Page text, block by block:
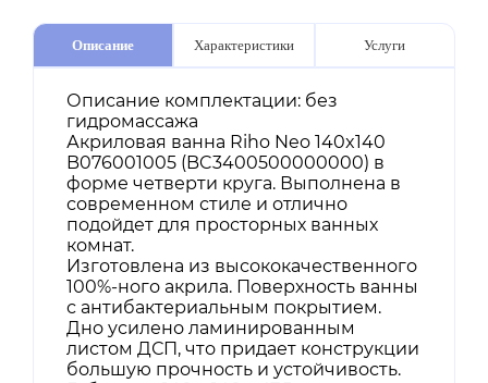
Описание Характеристики Услуги
Описание комплектации: без
гидромассажа
Акриловая ванна Riho Neo 140x140
B076001005 (BC3400500000000) в
форме четверти круга. Выполнена в
современном стиле и отлично
подойдет для просторных ванных
комнат.
Изготовлена из высококачественного
100%-ного акрила. Поверхность ванны
с антибактериальным покрытием.
Дно усилено ламинированным
листом ДСП, что придает конструкции
большую прочность и устойчивость.